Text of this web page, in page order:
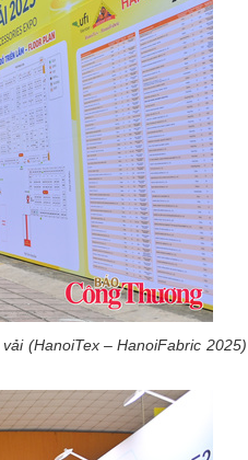
(HanoiTex – HanoiFabric 2025)